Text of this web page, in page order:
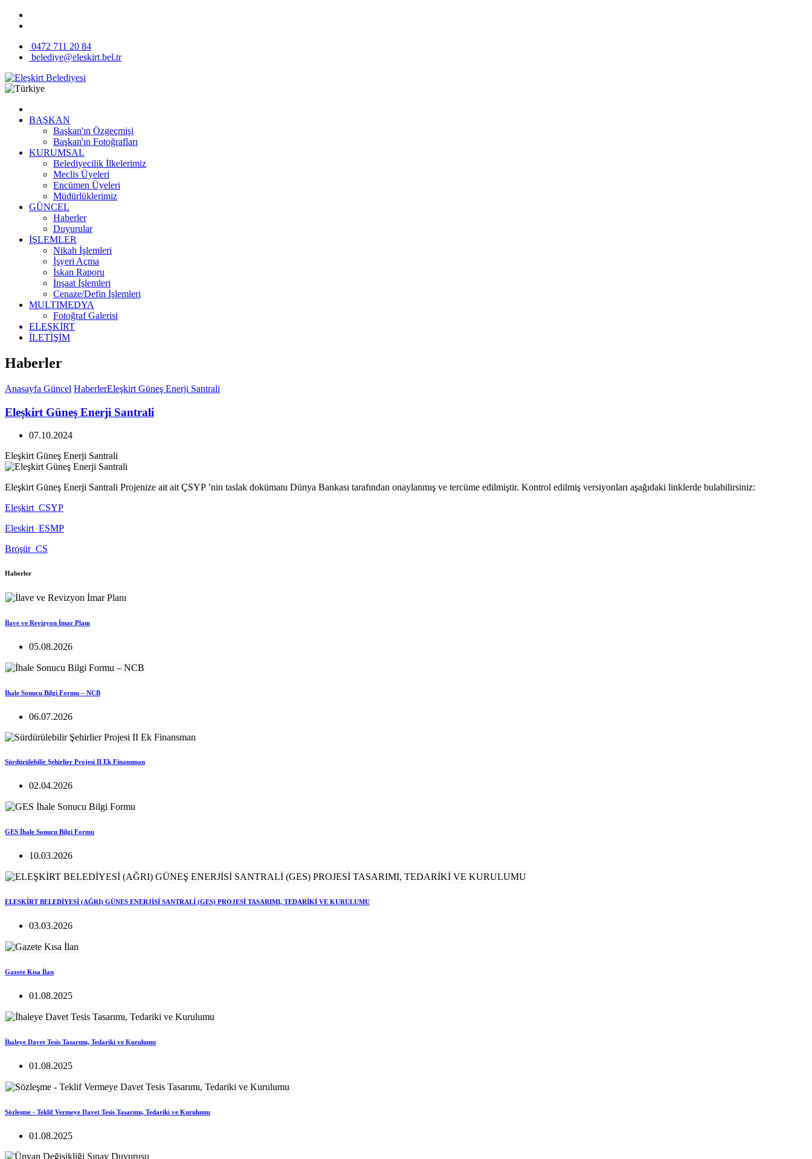
0472 711 20 84
belediye@eleskirt.bel.tr
BAŞKAN
Başkan'ın Özgeçmişi
Başkan'ın Fotoğrafları
KURUMSAL
Belediyecilik İlkelerimiz
Meclis Üyeleri
Encümen Üyeleri
Müdürlüklerimiz
GÜNCEL
Haberler
Duyurular
İŞLEMLER
Nikah İşlemleri
İşyeri Açma
İskan Raporu
İnşaat İşlemleri
Cenaze/Defin İşlemleri
MULTIMEDYA
Fotoğraf Galerisi
ELEŞKİRT
İLETİŞİM
Haberler
Anasayfa Güncel HaberlerEleşkirt Güneş Enerji Santrali
Eleşkirt Güneş Enerji Santrali
07.10.2024
Eleşkirt Güneş Enerji Santrali
Eleşkirt Güneş Enerji Santrali Projenize ait ait ÇSYP ’nin taslak dokümanı Dünya Bankası tarafından onaylanmış ve tercüme edilmiştir. Kontrol edilmiş versiyonları aşağıdaki linklerde bulabilirsiniz:
Eleşkirt_CSYP
Eleskirt_ESMP
Broşür_CS
Haberler
İlave ve Revizyon İmar Planı
05.08.2026
İhale Sonucu Bilgi Formu – NCB
06.07.2026
Sürdürülebilir Şehirlier Projesi II Ek Finansman
02.04.2026
GES İhale Sonucu Bilgi Formu
10.03.2026
ELEŞKİRT BELEDİYESİ (AĞRI) GÜNEŞ ENERJİSİ SANTRALİ (GES) PROJESİ TASARIMI, TEDARİKİ VE KURULUMU
03.03.2026
Gazete Kısa İlan
01.08.2025
İhaleye Davet Tesis Tasarımı, Tedariki ve Kurulumu
01.08.2025
Sözleşme - Teklif Vermeye Davet Tesis Tasarımı, Tedariki ve Kurulumu
01.08.2025